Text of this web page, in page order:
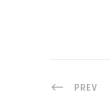
PREV